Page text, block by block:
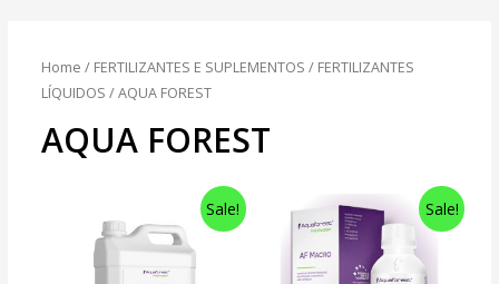
Home / FERTILIZANTES E SUPLEMENTOS / FERTILIZANTES
LÍQUIDOS / AQUA FOREST
AQUA FOREST
Sale! Sale!